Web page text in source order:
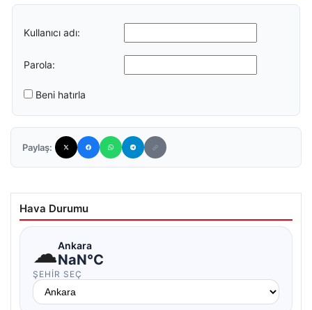
Kullanıcı adı:
Parola:
Beni hatırla
Paylaş:
Hava Durumu
☁Ankara
NaN°C
ŞEHIR SEÇ